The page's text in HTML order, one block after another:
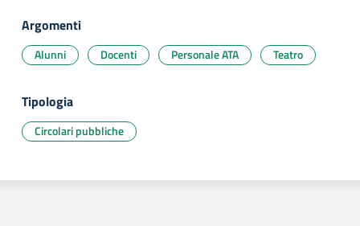
Argomenti
Alunni Docenti Personale ATA Teatro
Tipologia
Circolari pubbliche